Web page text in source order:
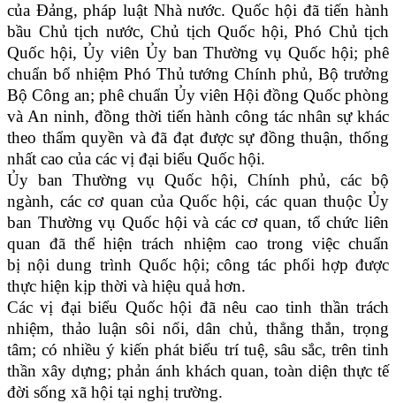
của Đảng, pháp luật Nhà nước. Quốc hội đã tiến hành
bầu Chủ tịch nước, Chủ tịch Quốc hội, Phó Chủ tịch
Quốc hội, Ủy viên Ủy ban Thường vụ Quốc hội; phê
chuẩn bổ nhiệm Phó Thủ tướng Chính phủ, Bộ trưởng
Bộ Công an; phê chuẩn Ủy viên Hội đồng Quốc phòng
và An ninh, đồng thời tiến hành công tác nhân sự khác
theo thẩm quyền và đã đạt được sự đồng thuận, thống
nhất cao của các vị đại biểu Quốc hội.
Ủy ban Thường vụ Quốc hội, Chính phủ, các bộ
ngành, các cơ quan của Quốc hội, các quan thuộc Ủy
ban Thường vụ Quốc hội và các cơ quan, tổ chức liên
quan đã thể hiện trách nhiệm cao trong việc chuẩn
bị nội dung trình Quốc hội; công tác phối hợp được
thực hiện kịp thời và hiệu quả hơn.
Các vị đại biểu Quốc hội đã nêu cao tinh thần trách
nhiệm, thảo luận sôi nổi, dân chủ, thẳng thắn, trọng
tâm; có nhiều ý kiến phát biểu trí tuệ, sâu sắc, trên tinh
thần xây dựng; phản ánh khách quan, toàn diện thực tế
đời sống xã hội tại nghị trường.